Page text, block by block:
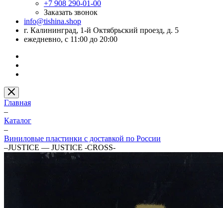
+7 908 290-01-00
Заказать звонок
info@tishina.shop
г. Калининград, 1-й Октябрьский проезд, д. 5
ежедневно, с 11:00 до 20:00
Главная
–
Каталог
–
Виниловые пластинки с доставкой по России
–JUSTICE — JUSTICE -CROSS-